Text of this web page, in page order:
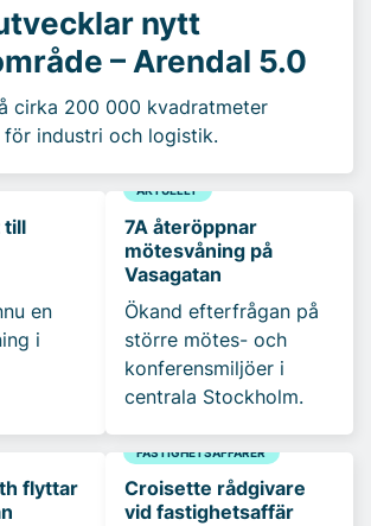
nytt
– Arendal 5.0
cirka 200 000 kvadratmeter
industri och logistik.
till
en
i
AKTUELLT
7A återöppnar
mötesvåning på
Vasagatan
Ökand efterfrågan på
större mötes- och
konferensmiljöer i
centrala Stockholm.
flyttar
FASTIGHETSAFFÄRER
Croisette rådgivare
vid fastighetsaffär